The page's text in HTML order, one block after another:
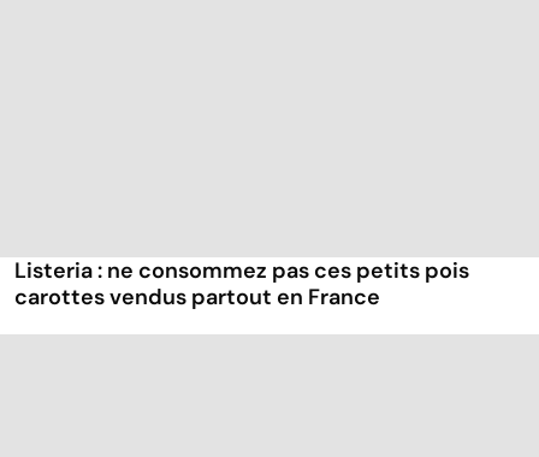
Listeria : ne consommez pas ces petits pois
carottes vendus partout en France